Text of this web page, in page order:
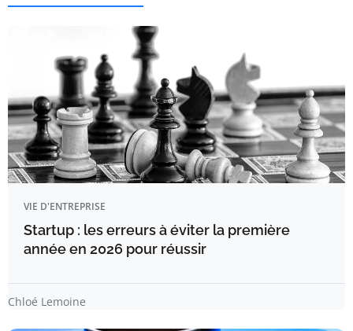
VIE D'ENTREPRISE
Startup : les erreurs à éviter la première
année en 2026 pour réussir
Chloé Lemoine